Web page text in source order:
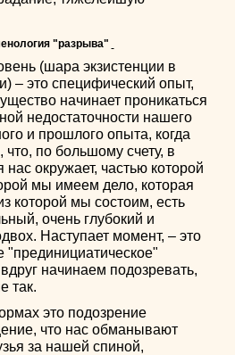
"разрыва"
(шара экзистенции в
– это специфический опыт,
начинает проникаться
недостаточности нашего
и прошлого опыта, когда
по большому счету, в
нас окружает, частью которой
мы имеем дело, которая
которой мы состоим, есть
очень глубокий и
Наступает момент, – это
"прединициатическое"
начинаем подозревать,
так.
это подозрение
что нас обманывают
за нашей спиной,